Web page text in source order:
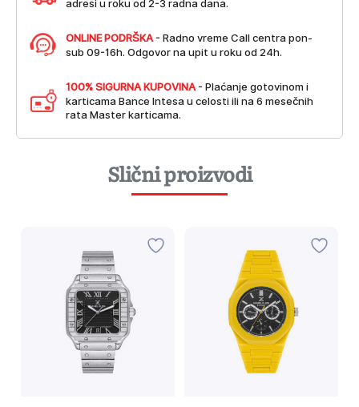
adresi u roku od 2-3 radna dana.
ONLINE PODRŠKA - Radno vreme Call centra pon-
sub 09-16h. Odgovor na upit u roku od 24h.
100% SIGURNA KUPOVINA - Plaćanje gotovinom i
karticama Bance Intesa u celosti ili na 6 mesečnih
rata Master karticama.
Slični proizvodi